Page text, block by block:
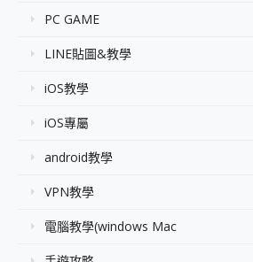
PC GAME
LINE貼圖&教學
iOS教學
iOS專屬
android教學
VPN教學
電腦教學(windows Mac